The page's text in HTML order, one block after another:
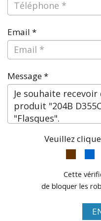
Email *
Message *
Veuillez
Cette
de bloquer les